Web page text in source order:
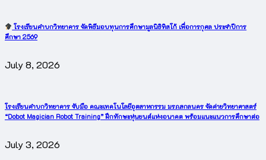
โรงเรียนคำบกวิทยาคาร จัดพิธีมอบทุนการศึกษามูลนิธิทิสโก้ เพื่อการกุศล ประจำปีการ
ศึกษา 2569
July 8, 2026
โรงเรียนคำบกวิทยาคาร จับมือ คณะเทคโนโลยีอุตสาหกรรม มรภ.สกลนคร จัดค่ายวิทยาศาสตร์
“Dobot Magician Robot Training” ฝึกทักษะหุ่นยนต์แห่งอนาคต พร้อมแนะแนวการศึกษาต่อ
July 3, 2026